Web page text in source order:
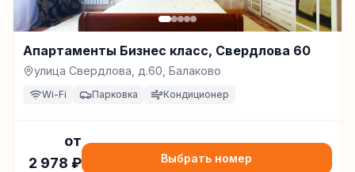
Апартаменты Бизнес класс, Свердлова 60
улица Свердлова, д.60, Балаково
Wi-Fi Парковка Кондиционер
от
2 978 ₽ Выбрать номер